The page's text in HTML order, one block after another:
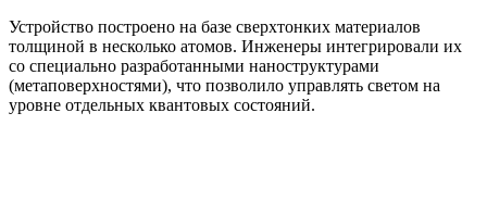
Устройство построено на базе сверхтонких материалов
толщиной в несколько атомов. Инженеры интегрировали их
со специально разработанными наноструктурами
(метаповерхностями), что позволило управлять светом на
уровне отдельных квантовых состояний.